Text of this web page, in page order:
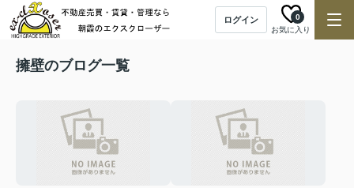
ログイン
お気に入り
0
擁壁のブログ一覧